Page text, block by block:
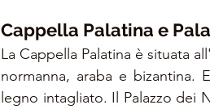
Cappella Palatina e
La Cappella Palatina è situata
normanna, araba e
legno intagliato. Il Palazzo dei